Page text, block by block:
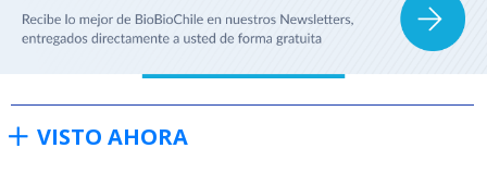
VISTO AHORA